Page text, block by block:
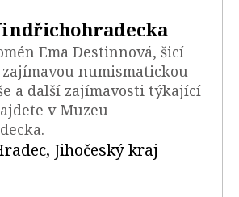
Ema Destinnová, šicí
numismatickou
a další zajímavosti týkající
v Muzeu
Jihočeský kraj